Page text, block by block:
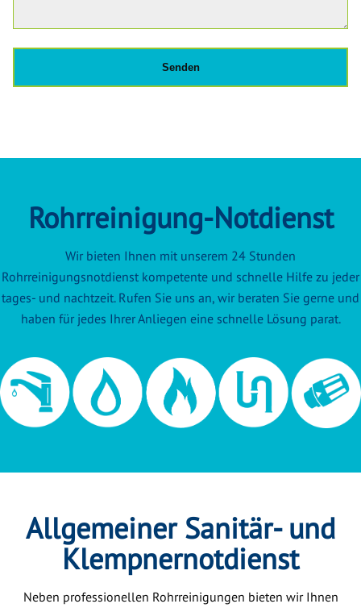
Rohrreinigung-Notdienst
Wir bieten Ihnen mit unserem 24 Stunden
Rohrreinigungsnotdienst kompetente und schnelle Hilfe zu jeder
tages- und nachtzeit. Rufen Sie uns an, wir beraten Sie gerne und
haben für jedes Ihrer Anliegen eine schnelle Lösung parat.
Allgemeiner Sanitär- und
Klempnernotdienst
Neben professionellen Rohrreinigungen bieten wir Ihnen